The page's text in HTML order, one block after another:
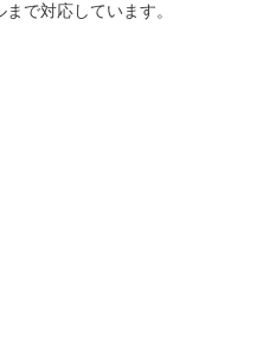
で対応しています。